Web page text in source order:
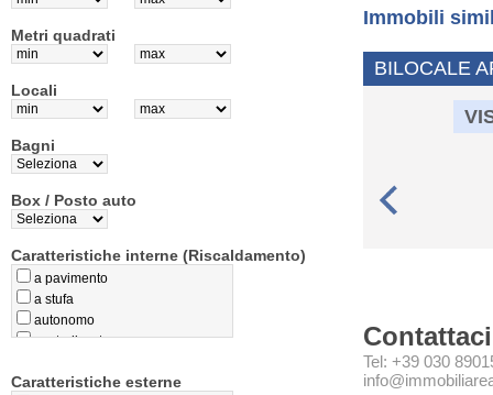
Metri quadrati
Locali
Bagni
Box / Posto auto
Caratteristiche interne (Riscaldamento)
a pavimento
a stufa
autonomo
centralizzato
teleriscaldamento
Caratteristiche esterne
Immobili
BILOCALE
Contattaci
Tel: +39 030